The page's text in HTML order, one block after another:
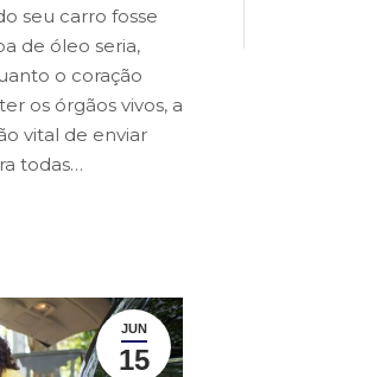
seu carro fosse
de óleo seria,
o coração
os órgãos vivos, a
vital de enviar
todas…
JUN
15